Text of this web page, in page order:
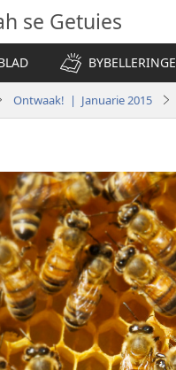
se Getuies
BYBELLERINGE
Ontwaak! | Januarie 2015